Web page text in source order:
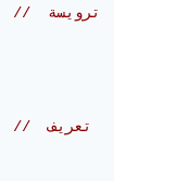
// ترويسة
// تعريف